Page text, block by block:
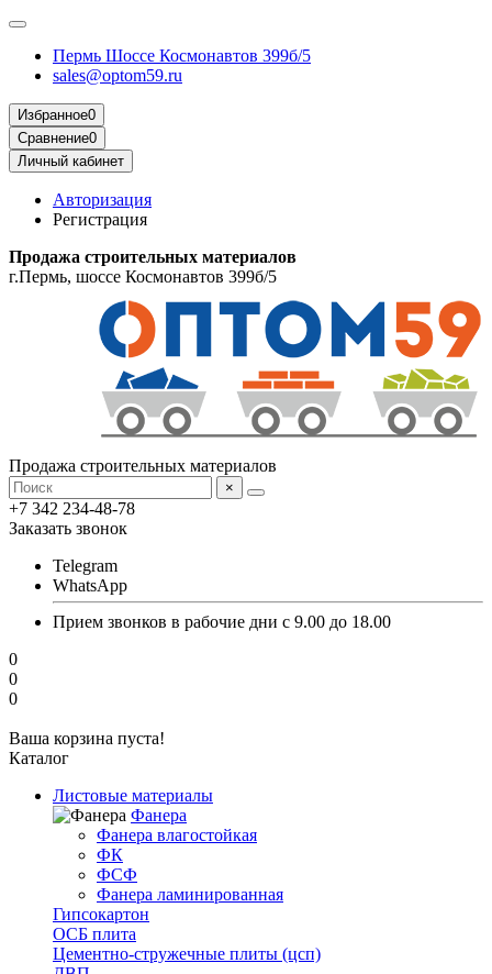
Пермь Шоссе Космонавтов 399б/5
sales@optom59.ru
Избранное0
Сравнение0
Личный кабинет
Авторизация
Регистрация
Продажа строительных материалов
г.Пермь, шоссе Космонавтов 399б/5
Продажа строительных материалов
×
+7 342 234-48-78
Заказать звонок
Telegram
WhatsApp
Прием звонков в рабочие дни с 9.00 до 18.00
0
0
0
Ваша корзина пуста!
Каталог
Листовые материалы
Фанера
Фанера влагостойкая
ФК
ФСФ
Фанера ламинированная
Гипсокартон
ОСБ плита
Цементно-стружечные плиты (цсп)